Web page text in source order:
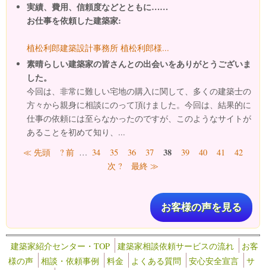
実績、費用、信頼度などとともに……
お仕事を依頼した建築家:
植松利郎建築設計事務所 植松利郎様...
素晴らしい建築家の皆さんとの出会いをありがとうございま
した。
今回は、非常に難しい宅地の購入に関して、多くの建築士の
方々から親身に相談にのって頂けました。今回は、結果的に
仕事の依頼には至らなかったのですが、このようなサイトが
あることを初めて知り、...
ページ
≪ 先頭 ? 前 … 34 35 36 37 38 39 40 41
42
次 ?
最終 ≫
お客様の声を見る
建築家紹介センター・TOP 建築家相談依頼サービスの流れ
お客
様の声
相談・依頼事例 料金 よくある質問 安心安全宣言
サ